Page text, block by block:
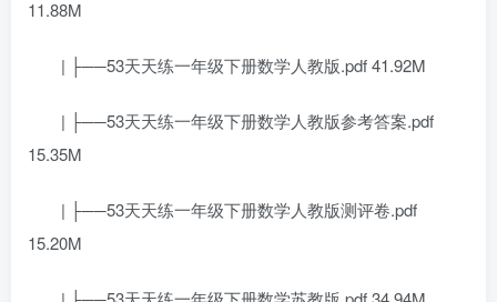
11.88M
| ├──53天天练一年级下册数学人教版.pdf 41.92M
| ├──53天天练一年级下册数学人教版参考答案.pdf
15.35M
| ├──53天天练一年级下册数学人教版测评卷.pdf
15.20M